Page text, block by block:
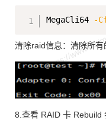
MegaCli64 -
清除raid信息：清除所有
8.查看 RAID 卡 Rebuild